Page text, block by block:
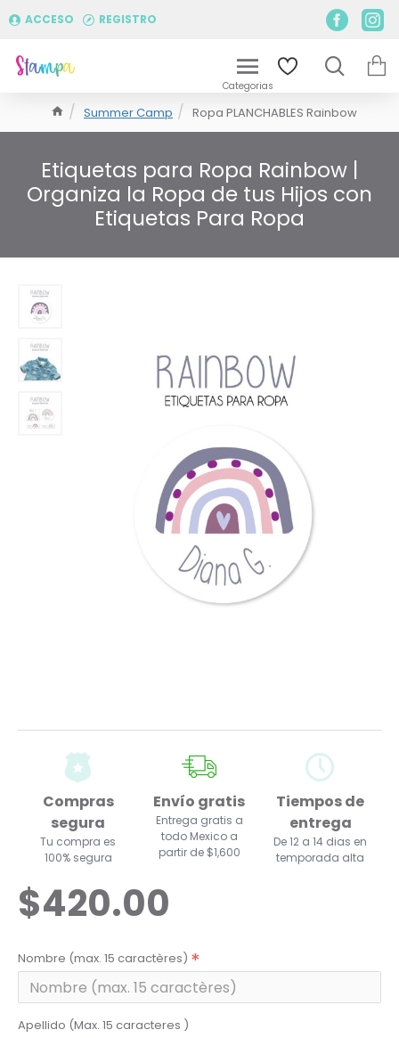
ACCESO REGISTRO
Summer Camp Ropa PLANCHABLES Rainbow
Etiquetas para Ropa Rainbow |
Organiza la Ropa de tus Hijos con
Etiquetas Para Ropa
Compras
segura
Tu compra es
100% segura
Envío gratis
Entrega gratis a
todo Mexico a
partir de $1,600
Tiempos de
entrega
De 12 a 14 dias en
temporada alta
$420.00
Nombre (max. 15 caractères)
Apellido (Max. 15 caracteres )